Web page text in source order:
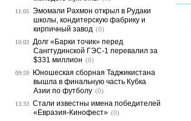
11:05 Эмомали Рахмон открыл в Рудаки
школы, кондитерскую фабрику и
кирпичный завод (0)
10:03 Долг «Барки точик» перед
Сангтудинской ГЭС-1 перевалил за
$331 миллион (0)
09:59
Юношеская сборная Таджикистана
вышла в финальную часть Кубка
Азии по футболу (0)
13:33 Стали известны имена победителей
«Евразия-Кинофест» (0)